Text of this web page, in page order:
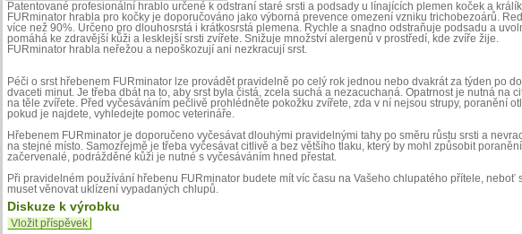
Patentované profesionální hrablo určené k odstraní staré srsti a podsady u línajících plemen koček a
FURminator hrabla pro kočky je doporučováno jako výborná prevence omezení vzniku trichobezoárů.
více než 90%. Určeno pro dlouhosrstá i krátkosrstá plemena. Rychle a snadno odstraňuje podsadu a
pomáhá ke zdravější kůži a lesklejší srsti zvířete. Snižuje množství alergenů v prostředí, kde zvíře žije.
FURminator hrabla neřežou a nepoškozují ani nezkracují srst.
Péči o srst hřebenem FURminator lze provádět pravidelně po celý rok jednou nebo dvakrát za týden po
dvaceti minut. Je třeba dbát na to, aby srst byla čistá, zcela suchá a nezacuchaná. Opatrnost je nutná na
na těle zvířete. Před vyčesáváním pečlivě prohlédněte pokožku zvířete, zda v ní nejsou strupy, poranění
pokud je najdete, vyhledejte pomoc veterináře.
Hřebenem FURminator je doporučeno vyčesávat dlouhými pravidelnými tahy po směru růstu srsti a
na stejné místo. Samozřejmě je třeba vyčesávat citlivě a bez většího tlaku, který by mohl způsobit
začervenalé, podrážděné kůži je nutné s vyčesáváním hned přestat.
Při pravidelném používání hřebenu FURminator budete mít víc času na Vašeho chlupatého přítele, neboť
muset věnovat uklízení vypadaných chlupů.
Diskuze k výrobku
Vložit příspěvek